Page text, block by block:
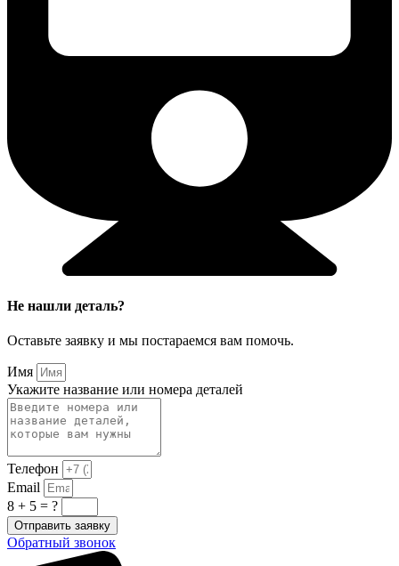
Не нашли деталь?
Оставьте заявку и мы постараемся вам помочь.
Имя
Укажите название или номера деталей
Телефон
Email
8 + 5 = ?
Отправить заявку
Обратный звонок